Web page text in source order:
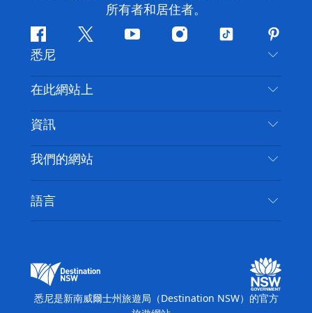
所有者和居住者。
Facebook嘰
喳
喳
Youtube Instagram
抖
悉尼
聯絡我們
免責聲明
隱私
Cookie 通知
在此網站上
目的地
要做的事情
新南威爾斯州公路旅行
活動
住宿
資訊
旅行資訊
無障礙悉尼
列出您的業務
我們的網站
新南威爾士州旅遊局（Destination NSW）媒體中
心
語言
悉尼是新南威爾士州旅遊局（Destination NSW）的官方